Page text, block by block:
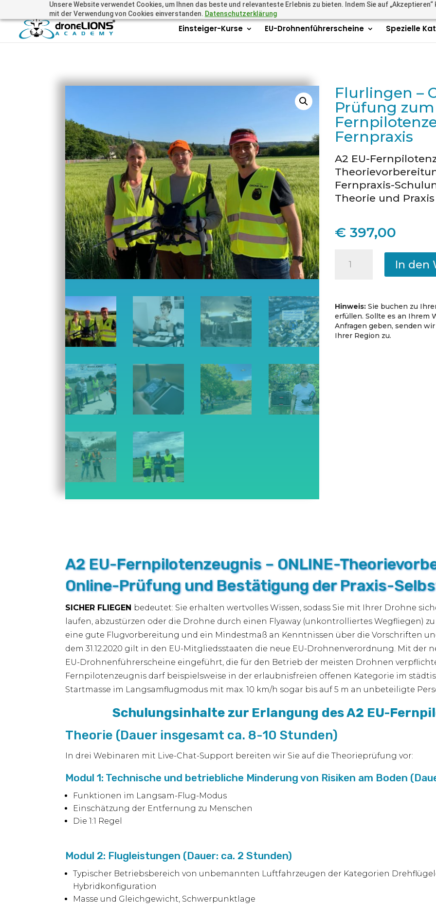
Unsere Website verwendet Cookies, um Ihnen das beste und relevanteste Erlebnis zu bieten. Indem Sie auf „Akzeptieren“
mit der Verwendung von Cookies einverstanden. Datenschutzerklärung
+41 44505 6667 oder +49 157 3598 0006 info@dronelions.academy
Einsteiger-Kurse EU-Drohnenführerscheine Spezielle
Flurlingen –
Prüfung zum
Fernpraxis
A2 EU-
Fernpraxis-
Theorie und Praxis
€ 397,00
mit
Prüfung
In den
Hinweis: Sie buchen zu
erfüllen. Sollte es an Ihrem
Anfragen geben, senden
Ihrer Region zu.
A2 EU-Fernpilotenzeugnis – ONLINE-
Online-Prüfung und Bestätigung der Praxis-
SICHER FLIEGEN bedeutet: Sie erhalten wertvolles Wissen, sodass Sie mit Ihrer Drohne
laufen, abzustürzen oder die Drohne durch einen Flyaway (unkontrolliertes Wegfliegen)
eine gute Flugvorbereitung und ein Mindestmaß an Kenntnissen über die Vorschriften
dem 31.12.2020 gilt in den EU-Mitgliedsstaaten die neue EU-Drohnenverordnung. Mit der
EU-Drohnenführerscheine eingeführt, die für den Betrieb der meisten Drohnen
Fernpilotenzeugnis darf beispielsweise in der erlaubnisfreien offenen Kategorie im
Startmasse im Langsamflugmodus mit max. 10 km/h sogar bis auf 5 m an unbeteiligte
Schulungsinhalte zur Erlangung des A2 EU-
Theorie (Dauer insgesamt ca. 8-10 Stunden)
In drei Webinaren mit Live-Chat-Support bereiten wir Sie auf die Theorieprüfung vor:
Modul 1: Technische und betriebliche Minderung von Risiken am Boden
Funktionen im Langsam-Flug-Modus
Einschätzung der Entfernung zu Menschen
Die 1:1 Regel
Modul 2: Flugleistungen (Dauer: ca. 2 Stunden)
Typischer Betriebsbereich von unbemannten Luftfahrzeugen der Kategorien
Hybridkonfiguration
Masse und Gleichgewicht, Schwerpunktlage